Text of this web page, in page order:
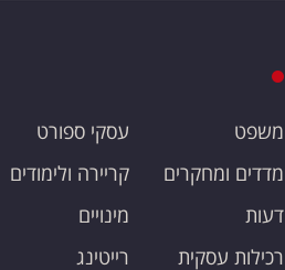
משפט
מדדים ומחקרים
דעות
רכילות עסקית
עסקי ספורט
קריירה ולימודים
מינויים
רייטינג